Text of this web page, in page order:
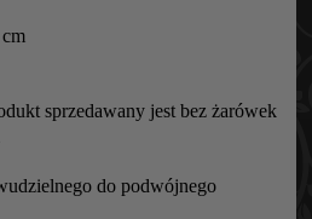
sprzedawany jest bez żarówek
do podwójnego